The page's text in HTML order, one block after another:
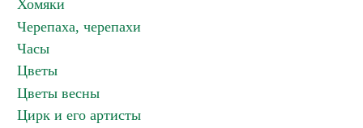
Хомяки
Черепаха, черепахи
Часы
Цветы
Цветы весны
Цирк и его артисты